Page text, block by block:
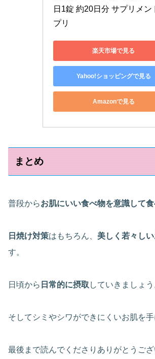
日1錠 約20日分 サプリメン
プリ
楽天市場で見る
Yahoo!ショッピングで見る
Amazonで見る
まとめ
普段からお肌にいい食べ物を意識して
日焼け対策はもちろん、 美しく若々し
す。
日頃から 日常的に摂取 していきましょう
そしてシミやシワができにくいお肌を
最後まで読んでくださりありがとうござ